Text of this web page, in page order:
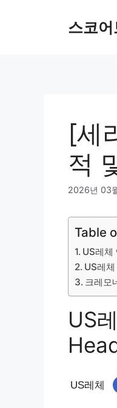
스코
[세
적
2026년 03
Table
US레
US레
크레모
US
US레체